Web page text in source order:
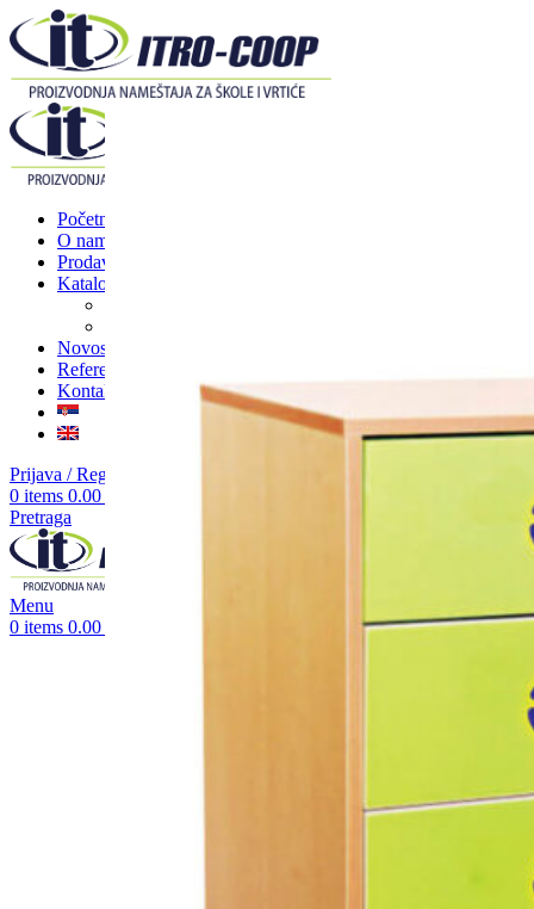
Početna
O nama
Prodavnica
Katalozi
Novosti
Reference
Kontakt
Prijava / Registracija
0 items 0.00
Pretraga
Menu
0 items 0.00